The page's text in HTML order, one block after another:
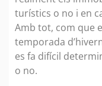
turístics o no i en
Amb tot, com que
temporada
es fa difícil
o no.